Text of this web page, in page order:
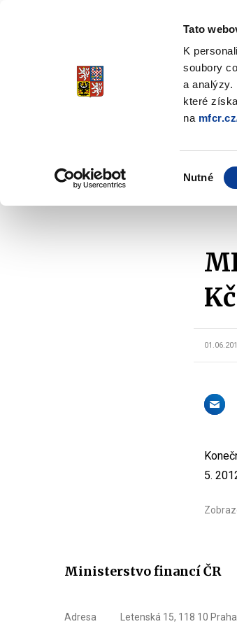
Tato
K
soubory
a analýzy.
které
na
Nutné
Spořicí
Stabilita,
submenu
dluhopisech
5.
Ministerstvo financí ČR
Adresa Letenská 15, 118 10 Praha